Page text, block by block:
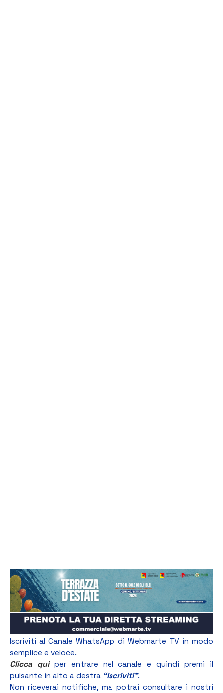
Iscriviti al Canale WhatsApp di Webmarte TV in modo
semplice e veloce.
Clicca quiper entrare nel canale e quindi premi il
pulsante in alto a destra “Iscriviti”.
Non riceverai notifiche, ma potrai consultare i nostri